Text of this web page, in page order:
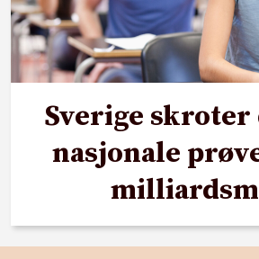
Sverige
nasjonale